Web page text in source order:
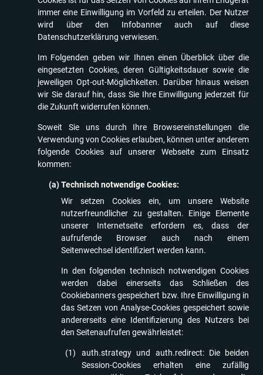
immer eine Einwilligung im Vorfeld zu erteilen. Der Nutzer
wird über den Infobanner auch auf diese
Datenschutzerklärung verwiesen.
Im Folgenden geben wir Ihnen einen Überblick über die
eingesetzten Cookies, deren Gültigkeitsdauer sowie die
jeweiligen Opt-out-Möglichkeiten. Darüber hinaus weisen
wir Sie darauf hin, dass Sie Ihre Einwilligung jederzeit für
die Zukunft widerrufen können.
Soweit Sie uns durch Ihre Browsereinstellungen die
Verwendung von Cookies erlauben, können unter anderem
folgende Cookies auf unserer Webseite zum Einsatz
kommen:
Technisch notwendige Cookies:
Wir setzen Cookies ein, um unsere Website
nutzerfreundlicher zu gestalten. Einige Elemente
unserer Internetseite erfordern es, dass der
aufrufende Browser auch nach einem
Seitenwechsel identifiziert werden kann.
In den folgenden technisch notwendigen Cookies
werden dabei einerseits das Schließen des
Cookiebanners gespeichert bzw. Ihre Einwilligung in
das Setzen von Analyse-Cookies gespeichert sowie
andererseits eine Identifizierung des Nutzers bei
den Seitenaufrufen gewährleistet:
auth.strategy und auth.redirect: Die beiden
Session-Cookies erhalten eine zufällig